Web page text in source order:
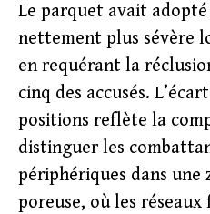
Le parquet avait
nettement plus sévère
en requérant la
cinq des accusés.
positions reflète la
distinguer les
périphériques dans une
poreuse, où les réseaux